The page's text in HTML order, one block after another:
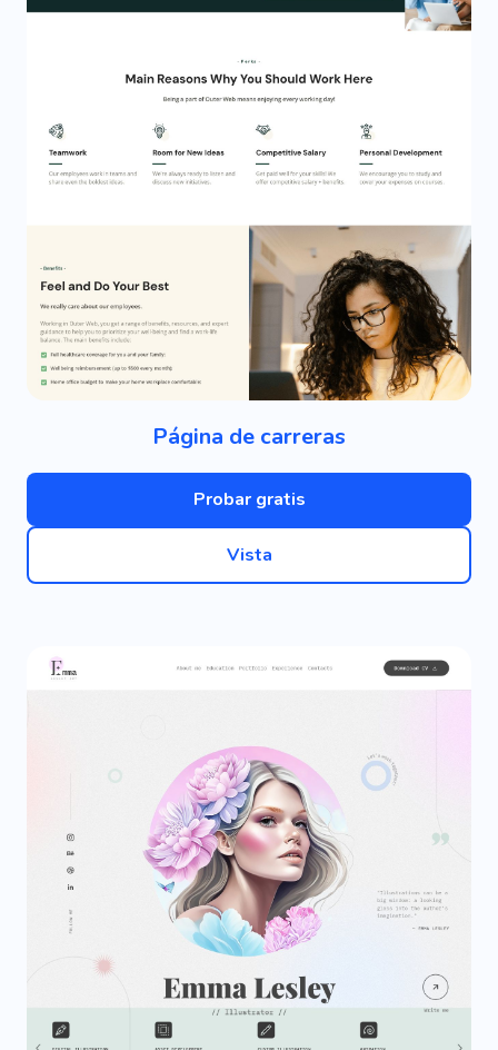
Página de carreras
Probar gratis
Vista